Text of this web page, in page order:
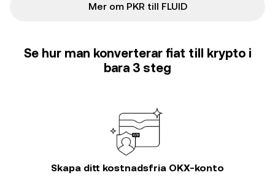
Mer om PKR till FLUID
Se hur man konverterar fiat till krypto i
bara 3 steg
Skapa ditt kostnadsfria OKX-konto